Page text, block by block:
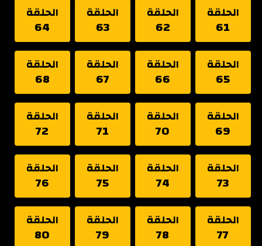
الحلقة
61
الحلقة
62
الحلقة
63
الحلقة
64
الحلقة
65
الحلقة
66
الحلقة
67
الحلقة
68
الحلقة
69
الحلقة
70
الحلقة
71
الحلقة
72
الحلقة
73
الحلقة
74
الحلقة
75
الحلقة
76
الحلقة
77
الحلقة
78
الحلقة
79
الحلقة
80